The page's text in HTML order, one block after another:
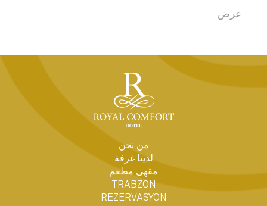
من نحن
لدينا غرفة
مقهى مطعم
TRABZON
REZERVASYON